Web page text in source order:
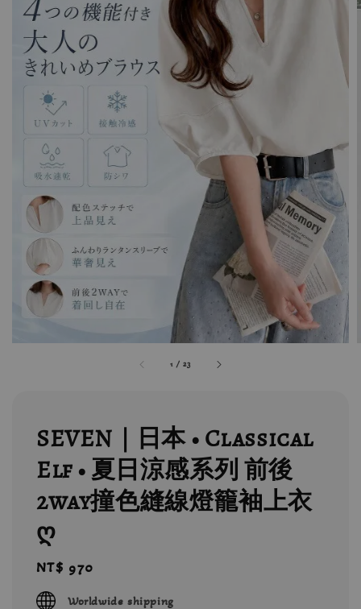
1 /23
SEVEN｜日本 • Classical
Elf • 夏日涼感系列 前後
2way撞色縫線燈籠袖上衣
ღ
Regular
price
NT$ 970
Worldwide shipping